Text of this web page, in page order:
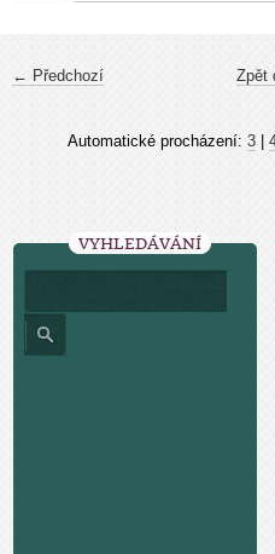
← Předchozí Zpět
Automatické procházení: 3
VYHLEDÁVÁNÍ